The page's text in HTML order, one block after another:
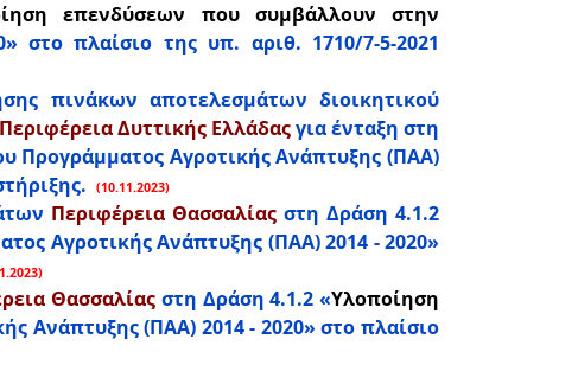
επενδύσεων που συμβάλλουν στην
στο πλαίσιο της υπ. αριθ. 1710/7-5-2021
πινάκων αποτελεσμάτων διοικητικού
Περιφέρεια Δυττικής Ελλάδαςγια ένταξη στη
Προγράμματος Αγροτικής Ανάπτυξης (ΠΑΑ)
(10.11.2023)
Περιφέρεια Θασσαλίας στη Δράση 4.1.2
Αγροτικής Ανάπτυξης (ΠΑΑ) 2014 - 2020»
Θασσαλίας στη Δράση 4.1.2 «Υλοποίηση
Ανάπτυξης (ΠΑΑ) 2014 - 2020» στο πλαίσιο